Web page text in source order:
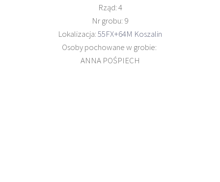
Rząd: 4
Nr grobu: 9
Lokalizacja:55FX+64M Koszalin
Osoby pochowane w grobie:
ANNA POŚPIECH